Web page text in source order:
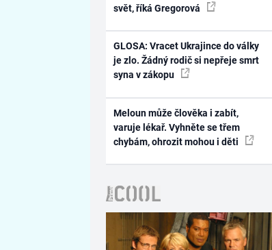
svět, říká Gregorová
GLOSA: Vracet Ukrajince do války
je zlo. Žádný rodič si nepřeje smrt
syna v zákopu
Meloun může člověka i zabít,
varuje lékař. Vyhněte se třem
chybám, ohrozit mohou i děti